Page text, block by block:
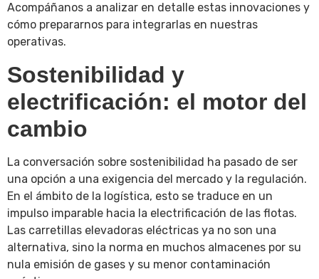
Acompáñanos a analizar en detalle estas innovaciones y
cómo prepararnos para integrarlas en nuestras
operativas.
Sostenibilidad y
electrificación: el motor del
cambio
La conversación sobre sostenibilidad ha pasado de ser
una opción a una exigencia del mercado y la regulación.
En el ámbito de la logística, esto se traduce en un
impulso imparable hacia la electrificación de las flotas.
Las carretillas elevadoras eléctricas ya no son una
alternativa, sino la norma en muchos almacenes por su
nula emisión de gases y su menor contaminación